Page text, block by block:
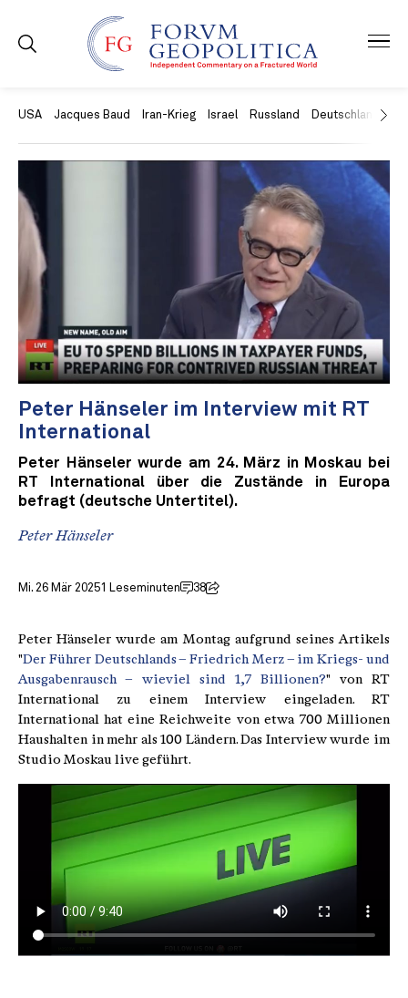
USA Jacques Baud Iran-Krieg Israel Russland Deutschland
Peter Hänseler im Interview mit RT
International
Peter Hänseler wurde am 24. März in Moskau bei
RT International über die Zustände in Europa
befragt (deutsche Untertitel).
Peter Hänseler
Mi. 26 Mär 20251 Leseminuten 38
Peter Hänseler wurde am Montag aufgrund seines Artikels
"Der Führer Deutschlands – Friedrich Merz – im Kriegs- und
Ausgabenrausch – wieviel sind 1,7 Billionen?" von RT
International zu einem Interview eingeladen. RT
International hat eine Reichweite von etwa 700 Millionen
Haushalten in mehr als 100 Ländern. Das Interview wurde im
Studio Moskau live geführt.